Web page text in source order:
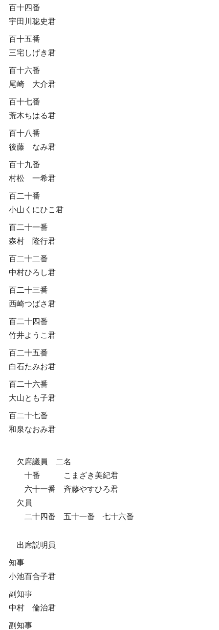
百十四番
宇田川聡史君
百十五番
三宅しげき君
百十六番
尾崎 大介君
百十七番
荒木ちはる君
百十八番
後藤 なみ君
百十九番
村松 一希君
百二十番
小山くにひこ君
百二十一番
森村 隆行君
百二十二番
中村ひろし君
百二十三番
西崎つばさ君
百二十四番
竹井ようこ君
百二十五番
白石たみお君
百二十六番
大山とも子君
百二十七番
和泉なおみ君
欠席議員 二名
十番 こまざき美紀君
六十一番 斉藤やすひろ君
欠員
二十四番 五十一番 七十六番
出席説明員
知事
小池百合子君
副知事
中村 倫治君
副知事